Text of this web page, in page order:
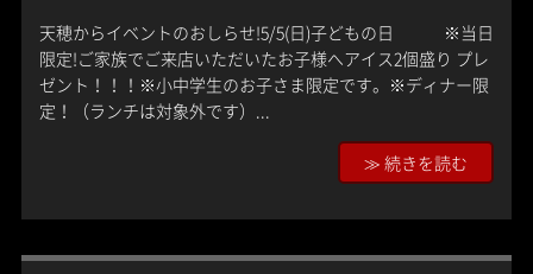
天穂からイベントのおしらせ!5/5(日)子どもの日 ※当日
限定!ご家族でご来店いただいたお子様へアイス2個盛り プレ
ゼント！！！※小中学生のお子さま限定です。※ディナー限
定！（ランチは対象外です）...
≫ 続きを読む